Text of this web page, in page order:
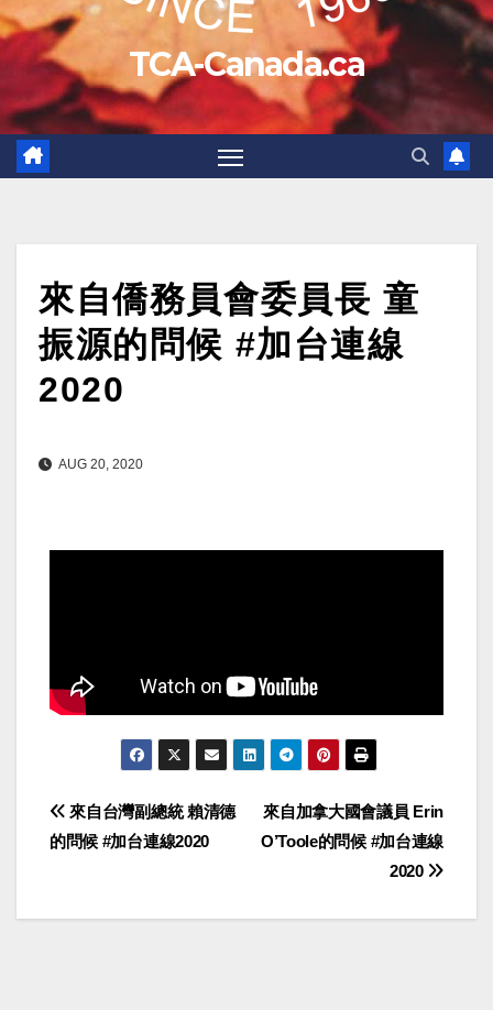
TCA-Canada.ca
來自僑務員會委員長 童
振源的問候 #加台連線
2020
AUG 20, 2020
Post
navigation
來自加拿大國會議員 Erin
O’Toole的問候 #加台連線
2020
來自台灣副總統 賴清德
的問候 #加台連線2020